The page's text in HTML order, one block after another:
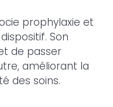
prophylaxie et
Son
de passer
améliorant la
des soins.